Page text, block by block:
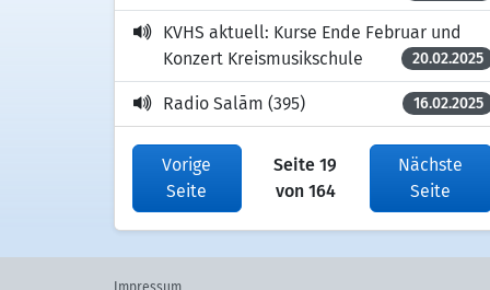
KVHS aktuell: Kurse Ende Februar und
Konzert Kreismusikschule
20.02.2025
Radio Salām (395) 16.02.2025
Vorige
Seite
Seite 19
von 164
Nächste
Seite